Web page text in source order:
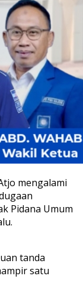
mengalami
Pidana Umum
tanda
satu